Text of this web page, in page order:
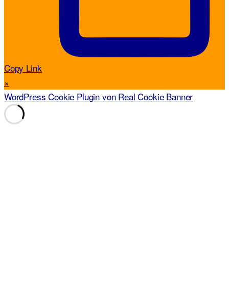
Copy Link
×
WordPress Cookie Plugin von Real Cookie Banner